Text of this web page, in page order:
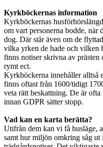
Kyrkböckernas information
Kyrkböckernas
om vart personerna bodde, när
dog. Där står även om de
vilka yrken de hade och vilken
finns notiser skrivna av prästen
rymt ect.
Kyrkböckerna innehåller alltså
finns oftast från 1600/tidigt
veta rätt beskattning. De är
innan GDPR sätter stopp.
Vad kan en karta berätta?
Utifrån dem kan vi få husläge,
samt hur miljön omkring såg ut